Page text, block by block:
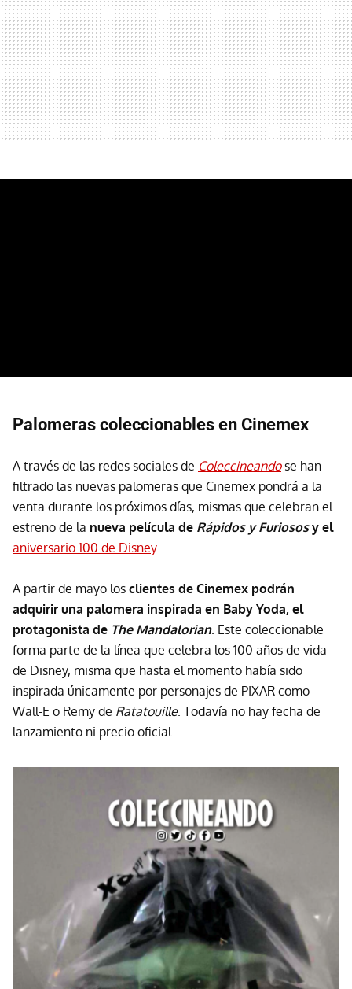
Palomeras coleccionables en Cinemex
A través de las redes sociales de Coleccineandose han
filtrado las nuevas palomeras que Cinemex pondrá a la
venta durante los próximos días, mismas que celebran el
estreno de la nueva película de Rápidos y Furiososy el
aniversario 100 de Disney.
A partir de mayo los clientes de Cinemex podrán
adquirir una palomera inspirada en Baby Yoda, el
protagonista de The Mandalorian. Este coleccionable
forma parte de la línea que celebra los 100 años de vida
de Disney, misma que hasta el momento había sido
inspirada únicamente por personajes de PIXAR como
Wall-E o Remy de Ratatouille. Todavía no hay fecha de
lanzamiento ni precio oficial.